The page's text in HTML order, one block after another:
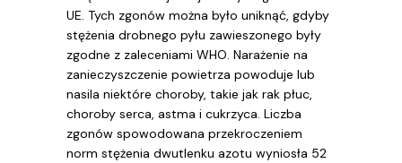
UE. Tych zgonów można było uniknąć, gdyby
stężenia drobnego pyłu zawieszonego były
zgodne z zaleceniami WHO. Narażenie na
zanieczyszczenie powietrza powoduje lub
nasila niektóre choroby, takie jak rak płuc,
choroby serca, astma i cukrzyca. Liczba
zgonów spowodowana przekroczeniem
norm stężenia dwutlenku azotu wyniosła 52